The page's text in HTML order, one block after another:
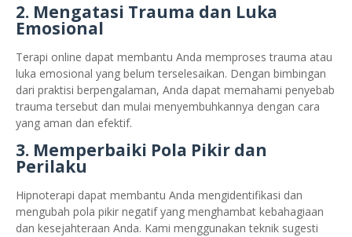
2. Mengatasi Trauma dan Luka
Emosional
Terapi online dapat membantu Anda memproses trauma atau
luka emosional yang belum terselesaikan. Dengan bimbingan
dari praktisi berpengalaman, Anda dapat memahami penyebab
trauma tersebut dan mulai menyembuhkannya dengan cara
yang aman dan efektif.
3. Memperbaiki Pola Pikir dan
Perilaku
Hipnoterapi dapat membantu Anda mengidentifikasi dan
mengubah pola pikir negatif yang menghambat kebahagiaan
dan kesejahteraan Anda. Kami menggunakan teknik sugesti